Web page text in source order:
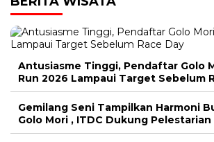
Antusiasme Tinggi, Pendaftar Golo
Run 2026 Lampaui Target Sebelum
Gemilang Seni Tampilkan Harmoni
Golo Mori , ITDC Dukung